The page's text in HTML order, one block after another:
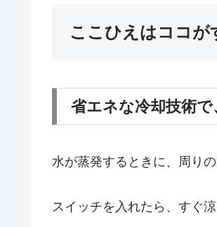
ここひえはココが
省エネな冷却技術で
水が蒸発するときに、周り
スイッチを入れたら、すぐ